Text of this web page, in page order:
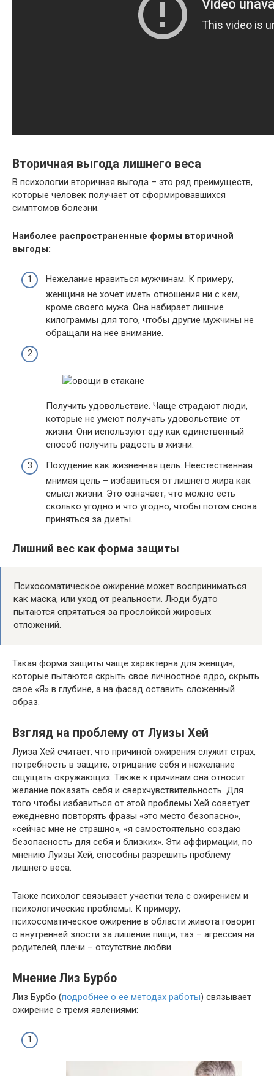
Вторичная выгода лишнего веса
В психологии вторичная выгода – это ряд преимуществ,
которые человек получает от сформировавшихся
симптомов болезни.
Наиболее распространенные формы вторичной
выгоды:
Нежелание нравиться мужчинам. К примеру,
женщина не хочет иметь отношения ни с кем,
кроме своего мужа. Она набирает лишние
килограммы для того, чтобы другие мужчины не
обращали на нее внимание.
Получить удовольствие. Чаще страдают люди,
которые не умеют получать удовольствие от
жизни. Они используют еду как единственный
способ получить радость в жизни.
Похудение как жизненная цель. Неестественная
мнимая цель – избавиться от лишнего жира как
смысл жизни. Это означает, что можно есть
сколько угодно и что угодно, чтобы потом снова
приняться за диеты.
Лишний вес как форма защиты
Психосоматическое ожирение может восприниматься
как маска, или уход от реальности. Люди будто
пытаются спрятаться за прослойкой жировых
отложений.
Такая форма защиты чаще характерна для женщин,
которые пытаются скрыть свое личностное ядро, скрыть
свое «Я» в глубине, а на фасад оставить сложенный
образ.
Взгляд на проблему от Луизы Хей
Луиза Хей считает, что причиной ожирения служит страх,
потребность в защите, отрицание себя и нежелание
ощущать окружающих. Также к причинам она относит
желание показать себя и сверхчувствительность. Для
того чтобы избавиться от этой проблемы Хей советует
ежедневно повторять фразы «это место безопасно»,
«сейчас мне не страшно», «я самостоятельно создаю
безопасность для себя и близких». Эти аффирмации, по
мнению Луизы Хей, способны разрешить проблему
лишнего веса.
Также психолог связывает участки тела с ожирением и
психологические проблемы. К примеру,
психосоматическое ожирение в области живота говорит
о внутренней злости за лишение пищи, таз – агрессия на
родителей, плечи – отсутствие любви.
Мнение Лиз Бурбо
Лиз Бурбо (подробнее о ее методах работы) связывает
ожирение с тремя явлениями: